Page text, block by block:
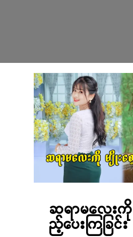
ဆရာမလေး
ည့်ပေးကြခြင်း